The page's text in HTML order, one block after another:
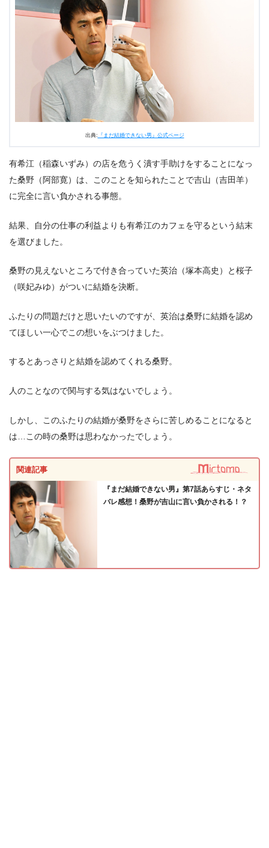
桑野（阿部寛）の結婚スピーチになぜかグッと心を掴
まれる
思春期を迎えた姪・のゆみ（平祐奈）がバイト？桑野
（阿部寛）、メイド喫茶に潜入する
2.5タツオが名犬すぎる件
『まだ結婚できない男』第8話まとめ
出典: 『まだ結婚できない男』公式ページ
有希江（稲森いずみ）の店を危うく潰す手助けをすることになっ
た桑野（阿部寛）は、このことを知られたことで吉山（吉田羊）
に完全に言い負かされる事態。
結果、自分の仕事の利益よりも有希江のカフェを守るという結末
を選びました。
桑野の見えないところで付き合っていた英治（塚本高史）と桜子
（咲妃みゆ）がついに結婚を決断。
ふたりの問題だけと思いたいのですが、英治は桑野に結婚を認め
てほしい一心でこの想いをぶつけました。
するとあっさりと結婚を認めてくれる桑野。
人のことなので関与する気はないでしょう。
しかし、このふたりの結婚が桑野をさらに苦しめることになると
は…この時の桑野は思わなかったでしょう。
関連記事
『まだ結婚できない男』第7話あらすじ・ネタ
バレ感想！桑野が吉山に言い負かされる！？